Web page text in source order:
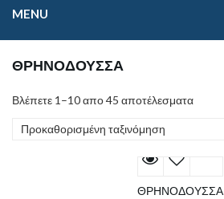
MENU
ΘΡΗΝΟΔΟΥΣΣΑ
Βλέπετε 1–10 απο 45 αποτέλεσματα
Προκαθορισμένη ταξινόμηση
ΘΡΗΝΟΔΟΥΣΣΑ